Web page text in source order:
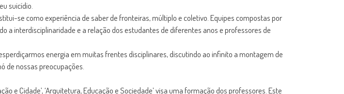
suicídio.
se como experiência de saber de fronteiras, múltiplo e coletivo. Equipes compostas por
a interdisciplinaridade e a relação dos estudantes de diferentes anos e professores de
energia em muitas frentes disciplinares, discutindo ao infinito a montagem de
de nossas preocupações.
e Cidade’, ‘Arquitetura, Educação e Sociedade’ visa uma formação dos professores. Este